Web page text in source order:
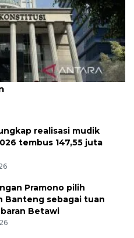
Agama perihal isbat
realisasi mudik
tembus 147,55 juta
Pramono pilih
Banteng sebagai tuan
Betawi